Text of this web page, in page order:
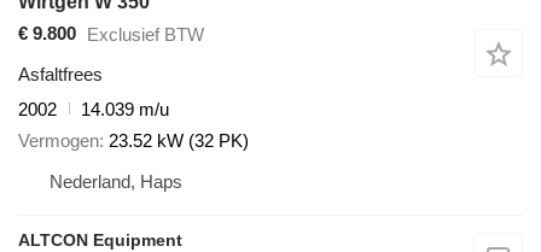
€ 9.800 Exclusief BTW
Asfaltfrees
2002
14.039 m/u
Vermogen 23.52 kW (32 PK)
Nederland, Haps
ALTCON Equipment